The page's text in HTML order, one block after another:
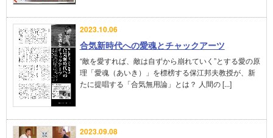
2023.10.06
合気新時代への愛魂とチャックアーツ
“敵を愛すれば、敵は自ずから崩れていく”とする愛の原
理「愛魂（あいき）」を標榜する保江邦夫教授が、新
たに提唱する「合気無用論」とは？ 人間の [...]
2023.09.08